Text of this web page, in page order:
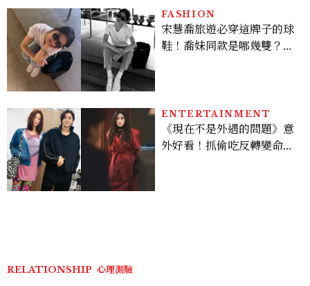
倦感，超神！
FASHION
宋慧喬旅遊必穿這牌子的球
鞋！喬妹同款是哪幾雙？
ENTERTAINMENT
《現在不是外遇的問題》意
外好看！抓偷吃反轉變命
RELATIONSHIP 心理測驗